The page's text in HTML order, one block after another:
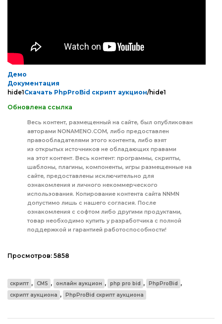
Демо
Документация
hide1Скачать PhpProBid скрипт аукцион/hide1
Обновлена ссылка
Весь контент, размещенный на сайте, был опубликован
авторами NONAMENO.COM, либо предоставлен
правообладателями этого контента, либо взят
из открытых источников не обладающих правами
на этот контент. Весь контент: программы, скрипты,
шаблоны, плагины, компоненты, игры размещенные на
сайте, предоставлены исключительно для
ознакомления и личного некоммерческого
использования. Копирование контента сайта NNMN
допустимо лишь с нашего согласия. После
ознакомления с софтом либо другими продуктами,
товар необходимо купить у разработчика с полной
поддержкой и гарантией работоспособности!
Просмотров: 5858
скрипт , CMS , онлайн аукцион , php pro bid , PhpProBid ,
скрипт аукциона , PhpProBid скрипт аукциона